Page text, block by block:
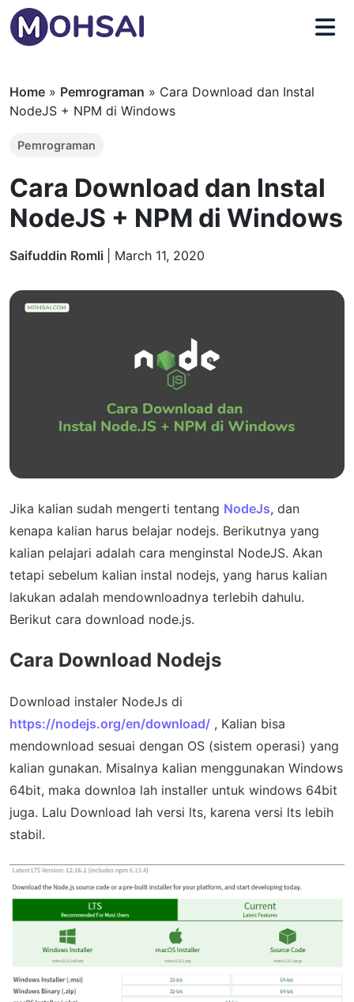
Home » Pemrograman » Cara Download dan Instal
NodeJS + NPM di Windows
Pemrograman
Cara Download dan Instal
NodeJS + NPM di Windows
Saifuddin Romli March 11, 2020
Jika kalian sudah mengerti tentang NodeJs, dan
kenapa kalian harus belajar nodejs. Berikutnya yang
kalian pelajari adalah cara menginstal NodeJS. Akan
tetapi sebelum kalian instal nodejs, yang harus kalian
lakukan adalah mendownloadnya terlebih dahulu.
Berikut cara download node.js.
Cara Download Nodejs
Download instaler NodeJs di
https://nodejs.org/en/download/ , Kalian bisa
mendownload sesuai dengan OS (sistem operasi) yang
kalian gunakan. Misalnya kalian menggunakan Windows
64bit, maka downloa lah installer untuk windows 64bit
juga. Lalu Download lah versi lts, karena versi lts lebih
stabil.